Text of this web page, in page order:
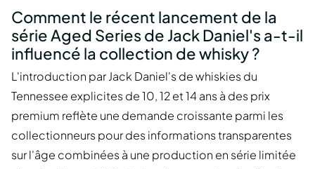
Comment le récent lancement de la
série Aged Series de Jack Daniel's a-t-il
influencé la collection de whisky ?
L'introduction par Jack Daniel's de whiskies du
Tennessee explicites de 10, 12 et 14 ans à des prix
premium reflète une demande croissante parmi les
collectionneurs pour des informations transparentes
sur l'âge combinées à une production en série limitée